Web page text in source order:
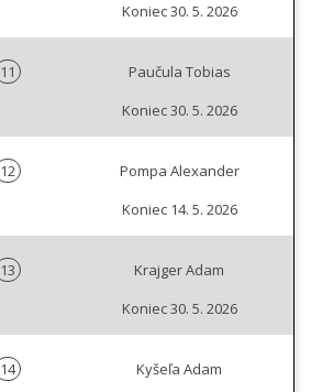
Koniec 30. 5. 2026
11
Paučula Tobias
Koniec 30. 5. 2026
12
Pompa Alexander
Koniec 14. 5. 2026
13
Krajger Adam
Koniec 30. 5. 2026
14
Kyšeľa Adam